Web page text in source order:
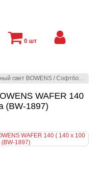
свет BOWENS /Софтбоксы
WAFER 140
(BW-1897)
0 шт